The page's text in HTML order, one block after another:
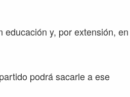
y, por extensión, en
podrá sacarle a ese